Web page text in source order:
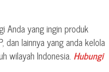
Anda yang ingin produk
dan lainnya yang anda kelola
wilayah Indonesia. Hubungi